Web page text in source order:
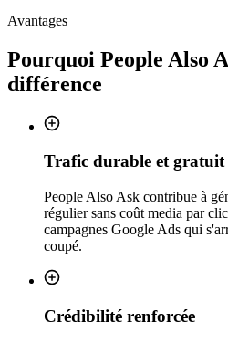
Avantages
Pourquoi People Also
différence
Trafic durable et gratuit
People Also Ask contribue à
régulier sans coût media par
campagnes Google Ads qui
coupé.
Crédibilité renforcée